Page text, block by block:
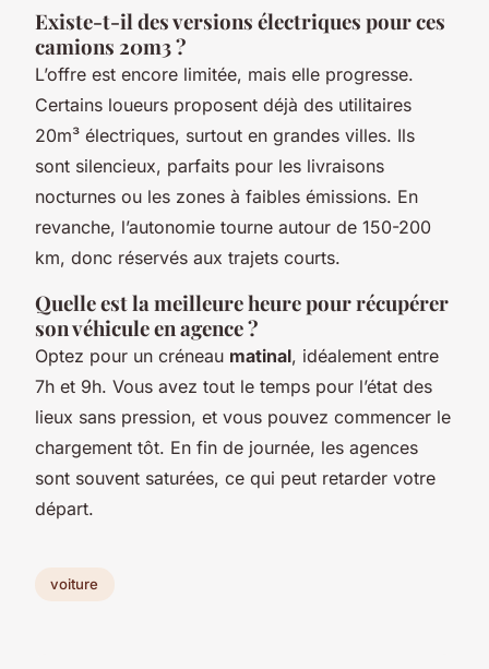
Existe-t-il des versions électriques pour ces
camions 20m3 ?
L’offre est encore limitée, mais elle progresse.
Certains loueurs proposent déjà des utilitaires
20m³ électriques, surtout en grandes villes. Ils
sont silencieux, parfaits pour les livraisons
nocturnes ou les zones à faibles émissions. En
revanche, l’autonomie tourne autour de 150-200
km, donc réservés aux trajets courts.
Quelle est la meilleure heure pour récupérer
son véhicule en agence ?
Optez pour un créneau matinal, idéalement entre
7h et 9h. Vous avez tout le temps pour l’état des
lieux sans pression, et vous pouvez commencer le
chargement tôt. En fin de journée, les agences
sont souvent saturées, ce qui peut retarder votre
départ.
voiture